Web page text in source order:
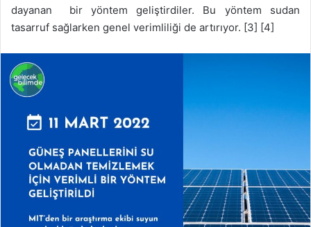
dayanan bir yöntem geliştirdiler. Bu yöntem sudan
tasarruf sağlarken genel verimliliği de artırıyor. [3] [4]